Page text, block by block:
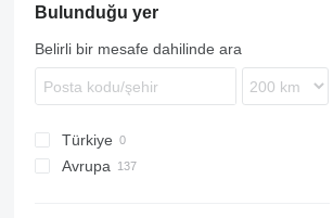
7450
7700
7800
FX 38
FX 60
FX 375
TN
Bulunduğu yer
Belirli bir mesafe dahilinde ara
Türkiye
Avrupa